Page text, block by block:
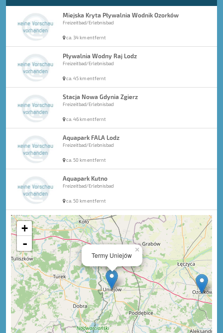
Miejska Kryta Pływalnia Wodnik Ozorków
Freizeitbad/Erlebnisbad
ca. 34 km entfernt
Pływalnia Wodny Raj Lodz
Freizeitbad/Erlebnisbad
ca. 45 km entfernt
Stacja Nowa Gdynia Zgierz
Freizeitbad/Erlebnisbad
ca. 46 km entfernt
Aquapark FALA Lodz
Freizeitbad/Erlebnisbad
ca. 50 km entfernt
Aquapark Kutno
Freizeitbad/Erlebnisbad
ca. 50 km entfernt
×
Termy Uniejów
+
-